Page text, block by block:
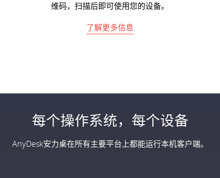
维码，扫描后即可使用您的设备。
了解更多信息
每个操作系统，每个设备
AnyDesk安力桌在所有主要平台上都能运行本机客户端。